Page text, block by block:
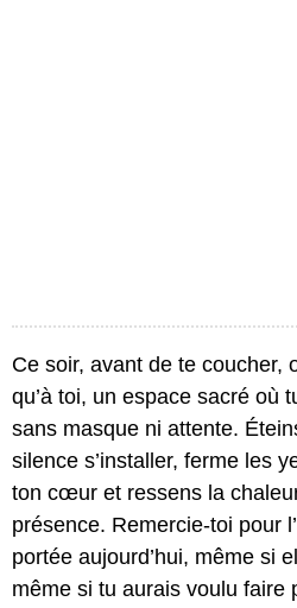
Ce soir, avant de te coucher,
qu’à toi, un espace sacré où
sans masque ni attente.
silence s’installer, ferme les
ton cœur et ressens la
présence. Remercie-toi pour
portée aujourd’hui, même si
même si tu aurais voulu faire